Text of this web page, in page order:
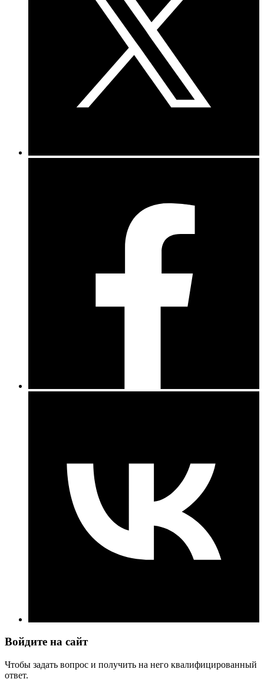
Войдите на сайт
Чтобы задать вопрос и получить на него квалифицированный
ответ.